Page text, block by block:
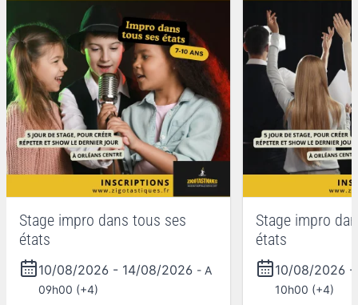
Stage impro dans tous ses
états
10/08/2026 - 14/08/2026 - A
09h00 (+4)
Stage impro
états
10/08/2026 -
10h00 (+4)